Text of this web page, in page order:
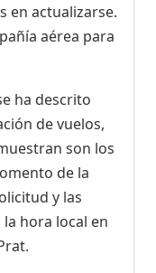
en actualizarse.
aérea para
ha descrito
de vuelos,
son los
de la
y las
hora local en